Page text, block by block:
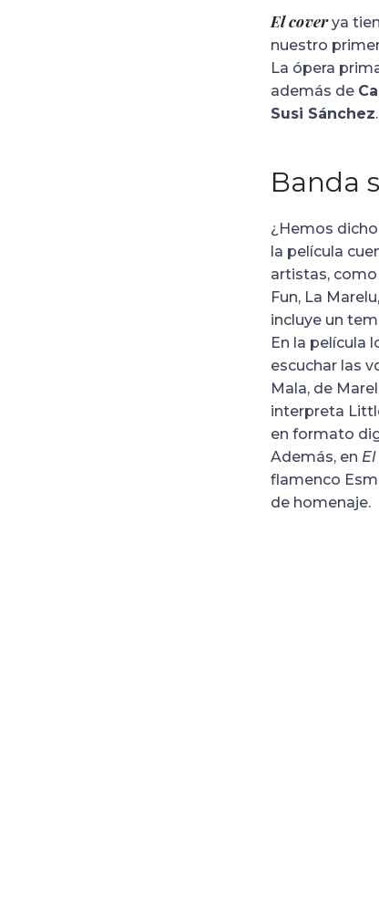
El coverya
nuestro
La ópera
además de
Susi Sánchez.
Banda
¿Hemos
la película
artistas, como
Fun, La
incluye un
En la película
escuchar las
Mala, de
interpreta
en formato
Además, en
flamenco
de homenaje.